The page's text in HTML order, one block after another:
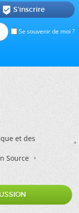
Se souvenir de moi ?
 S'inscrire
et des
Source